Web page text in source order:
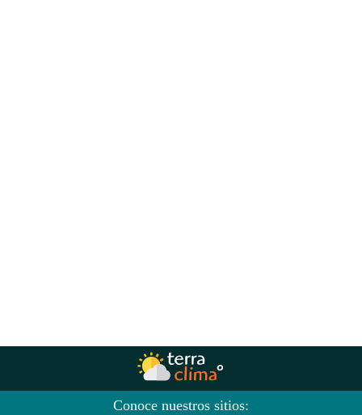
Conoce nuestros sitios: